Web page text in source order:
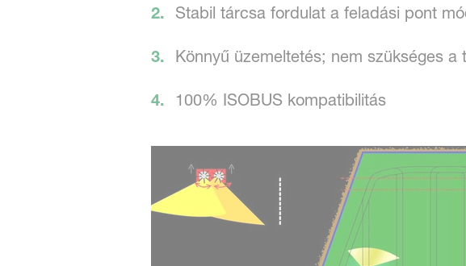
Stabil tárcsa fordulat a feladási pont
Könnyű üzemeltetés; nem szükséges
100% ISOBUS kompatibilitás